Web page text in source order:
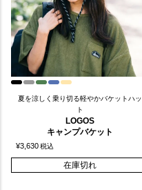
夏を涼しく乗り切る軽やかバケットハッ
ト
LOGOS
キャンプバケット
¥3,630税込
在庫切れ